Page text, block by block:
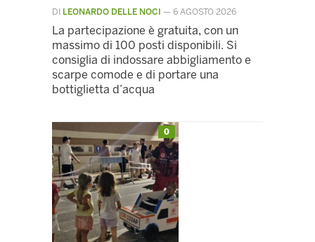
DI LEONARDO DELLE NOCI — 6 AGOSTO 2026
La partecipazione è gratuita, con un
massimo di 100 posti disponibili. Si
consiglia di indossare abbigliamento e
scarpe comode e di portare una
bottiglietta d’acqua
0